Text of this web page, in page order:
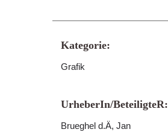
Kategorie:
Grafik
UrheberIn/BeteiligteR:
Brueghel d.Ä, Jan